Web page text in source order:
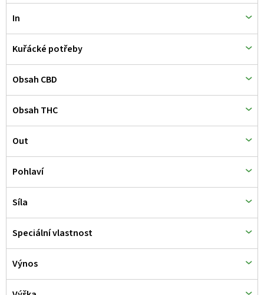
In
Kuřácké potřeby
Obsah CBD
Obsah THC
Out
Pohlaví
Síla
Speciální vlastnost
Výnos